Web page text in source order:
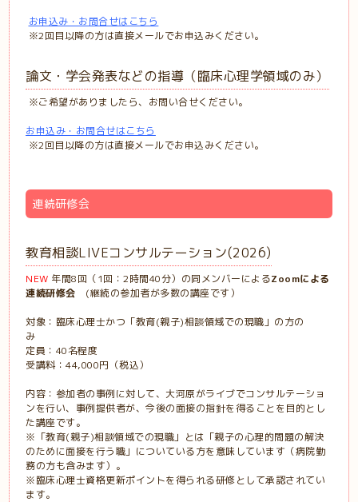
お申込み・お問合せはこちら
※2回目以降の方は直接メールでお申込みください。
論文・学会発表などの指導（臨床心理学領域のみ）
※ご希望がありましたら、お問い合せください。
お申込み・お問合せはこちら
※2回目以降の方は直接メールでお申込みください。
連続研修会
教育相談LIVEコンサルテーション(2026)
NEW 年間8回（1回：2時間40分）の同メンバーによるZoomによる
連続研修会 (継続の参加者が多数の講座です）
対象：臨床心理士かつ「教育(親子)相談領域での現職」の方の
み
定員：40名程度
受講料：44,000円（税込）
内容：参加者の事例に対して、大河原がライブでコンサルテーショ
ンを行い、事例提供者が、今後の面接の指針を得ることを目的とし
た講座です。
※「教育(親子)相談領域での現職」とは「親子の心理的問題の解決
のために面接を行う職」についている方を意味しています（病院勤
務の方も含みます）。
※臨床心理士資格更新ポイントを得られる研修として承認されてい
ます。